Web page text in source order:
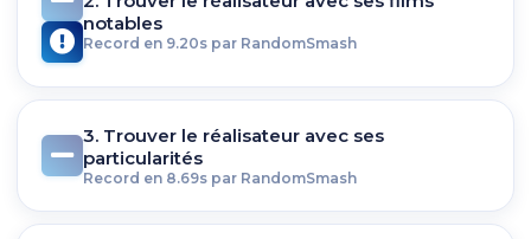
notables
Record en 9.20s par RandomSmash
3. Trouver le réalisateur avec ses
particularités
Record en 8.69s par RandomSmash